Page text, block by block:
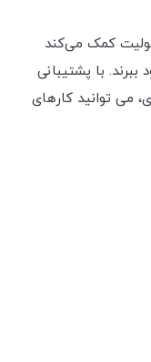
کمک می‌کند
با پشتیبانی
می توانید کارهای